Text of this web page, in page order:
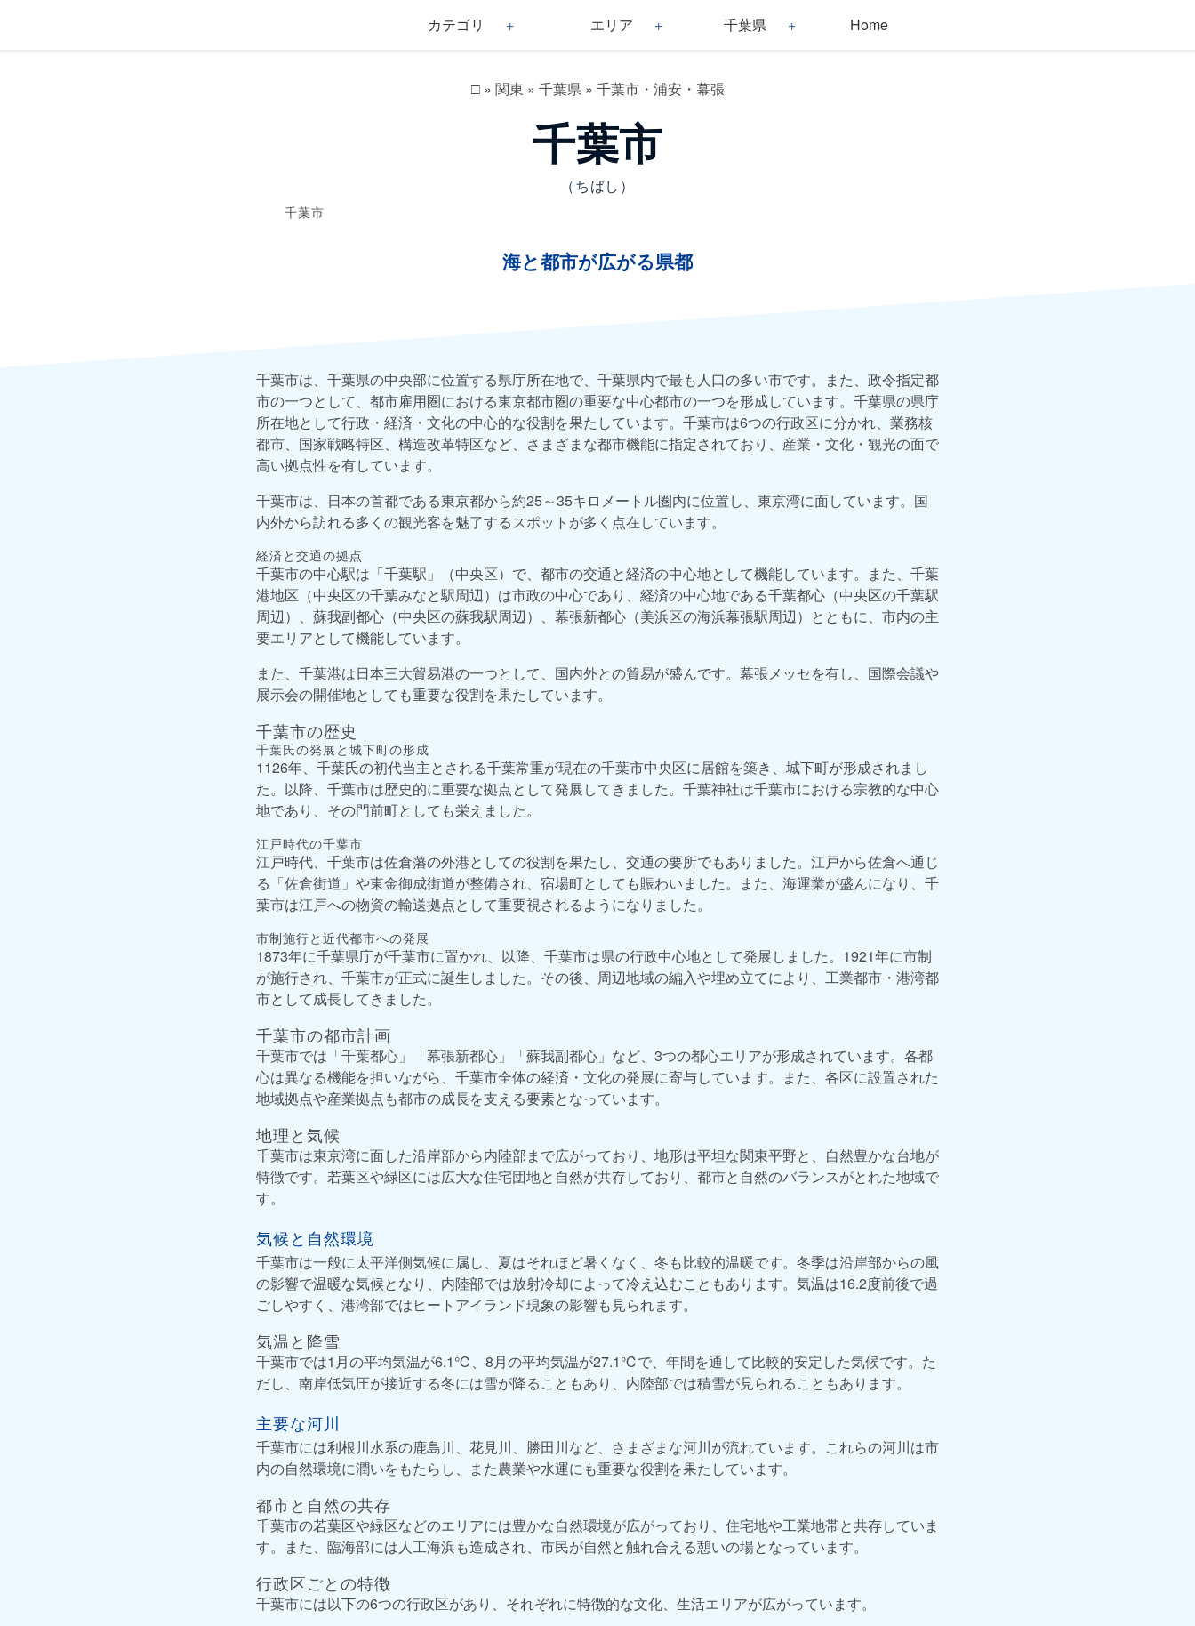
カテゴリ エリア 千葉県 Home
□» 関東 » 千葉県» 千葉市・浦安・幕張
千葉市
（ちばし）
千葉市
海と都市が広がる県都
千葉市は、千葉県の中央部に位置する県庁所在地で、千葉県内で最も人口の多い市です。また、政令指定都
市の一つとして、都市雇用圏における東京都市圏の重要な中心都市の一つを形成しています。千葉県の県庁
所在地として行政・経済・文化の中心的な役割を果たしています。千葉市は6つの行政区に分かれ、業務核
都市、国家戦略特区、構造改革特区など、さまざまな都市機能に指定されており、産業・文化・観光の面で
高い拠点性を有しています。
千葉市は、日本の首都である東京都から約25～35キロメートル圏内に位置し、東京湾に面しています。国
内外から訪れる多くの観光客を魅了するスポットが多く点在しています。
経済と交通の拠点
千葉市の中心駅は「千葉駅」（中央区）で、都市の交通と経済の中心地として機能しています。また、千葉
港地区（中央区の千葉みなと駅周辺）は市政の中心であり、経済の中心地である千葉都心（中央区の千葉駅
周辺）、蘇我副都心（中央区の蘇我駅周辺）、幕張新都心（美浜区の海浜幕張駅周辺）とともに、市内の主
要エリアとして機能しています。
また、千葉港は日本三大貿易港の一つとして、国内外との貿易が盛んです。幕張メッセを有し、国際会議や
展示会の開催地としても重要な役割を果たしています。
千葉市の歴史
千葉氏の発展と城下町の形成
1126年、千葉氏の初代当主とされる千葉常重が現在の千葉市中央区に居館を築き、城下町が形成されまし
た。以降、千葉市は歴史的に重要な拠点として発展してきました。千葉神社は千葉市における宗教的な中心
地であり、その門前町としても栄えました。
江戸時代の千葉市
江戸時代、千葉市は佐倉藩の外港としての役割を果たし、交通の要所でもありました。江戸から佐倉へ通じ
る「佐倉街道」や東金御成街道が整備され、宿場町としても賑わいました。また、海運業が盛んになり、千
葉市は江戸への物資の輸送拠点として重要視されるようになりました。
市制施行と近代都市への発展
1873年に千葉県庁が千葉市に置かれ、以降、千葉市は県の行政中心地として発展しました。1921年に市制
が施行され、千葉市が正式に誕生しました。その後、周辺地域の編入や埋め立てにより、工業都市・港湾都
市として成長してきました。
千葉市の都市計画
千葉市では「千葉都心」「幕張新都心」「蘇我副都心」など、3つの都心エリアが形成されています。各都
心は異なる機能を担いながら、千葉市全体の経済・文化の発展に寄与しています。また、各区に設置された
地域拠点や産業拠点も都市の成長を支える要素となっています。
地理と気候
千葉市は東京湾に面した沿岸部から内陸部まで広がっており、地形は平坦な関東平野と、自然豊かな台地が
特徴です。若葉区や緑区には広大な住宅団地と自然が共存しており、都市と自然のバランスがとれた地域で
す。
気候と自然環境
千葉市は一般に太平洋側気候に属し、夏はそれほど暑くなく、冬も比較的温暖です。冬季は沿岸部からの風
の影響で温暖な気候となり、内陸部では放射冷却によって冷え込むこともあります。気温は16.2度前後で過
ごしやすく、港湾部ではヒートアイランド現象の影響も見られます。
気温と降雪
千葉市では1月の平均気温が6.1℃、8月の平均気温が27.1℃で、年間を通して比較的安定した気候です。た
だし、南岸低気圧が接近する冬には雪が降ることもあり、内陸部では積雪が見られることもあります。
主要な河川
千葉市には利根川水系の鹿島川、花見川、勝田川など、さまざまな河川が流れています。これらの河川は市
内の自然環境に潤いをもたらし、また農業や水運にも重要な役割を果たしています。
都市と自然の共存
千葉市の若葉区や緑区などのエリアには豊かな自然環境が広がっており、住宅地や工業地帯と共存していま
す。また、臨海部には人工海浜も造成され、市民が自然と触れ合える憩いの場となっています。
行政区ごとの特徴
千葉市には以下の6つの行政区があり、それぞれに特徴的な文化、生活エリアが広がっています。